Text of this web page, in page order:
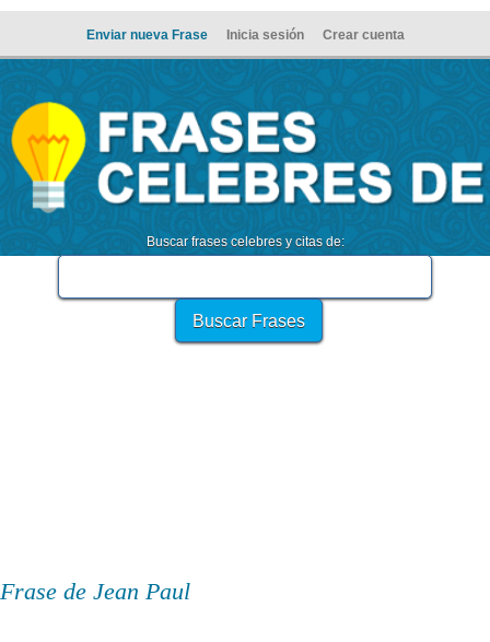
Enviar nueva Frase Inicia sesión Crear cuenta
Buscar frases celebres y citas de:
Frase de Jean Paul